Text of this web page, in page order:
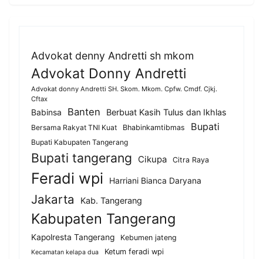
Advokat denny Andretti sh mkom
Advokat Donny Andretti
Advokat donny Andretti SH. Skom. Mkom. Cpfw. Cmdf. Cjkj.
Cftax
Babinsa Banten Berbuat Kasih Tulus dan Ikhlas
Bersama Rakyat TNI Kuat Bhabinkamtibmas Bupati
Bupati Kabupaten Tangerang
Bupati tangerang Cikupa Citra Raya
Feradi wpi Harriani Bianca Daryana
Jakarta Kab. Tangerang
Kabupaten Tangerang
Kapolresta Tangerang Kebumen jateng
Kecamatan kelapa dua Ketum feradi wpi